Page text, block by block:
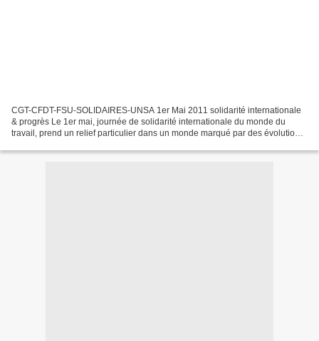
CGT-CFDT-FSU-SOLIDAIRES-UNSA 1er Mai 2011 solidarité internationale
& progrès Le 1er mai, journée de solidarité internationale du monde du
travail, prend un relief particulier dans un monde marqué par des évolutions